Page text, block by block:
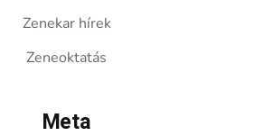
Zenekar hírek
Zeneoktatás
Meta